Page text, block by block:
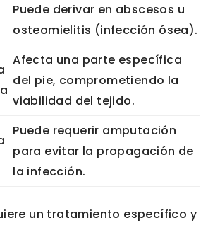
Puede derivar en abscesos u
osteomielitis (infección ósea).
Afecta una parte específica
del pie, comprometiendo la
viabilidad del tejido.
Puede requerir amputación
para evitar la propagación de
la infección.
un tratamiento específico y